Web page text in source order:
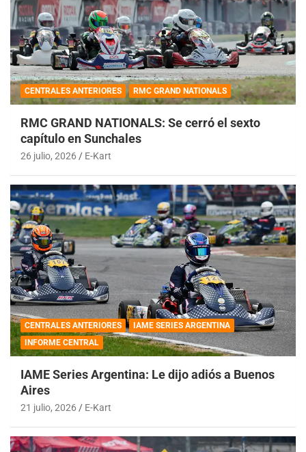
CENTRALES ANTERIORES RMC GRAND NATIONALS
RMC GRAND NATIONALS: Se cerró el sexto
capítulo en Sunchales
26 julio, 2026 E-Kart
CENTRALES ANTERIORES
IAME SERIES ARGENTINA
INFORME CENTRAL
IAME Series Argentina: Le dijo adiós a Buenos
Aires
21 julio, 2026 E-Kart